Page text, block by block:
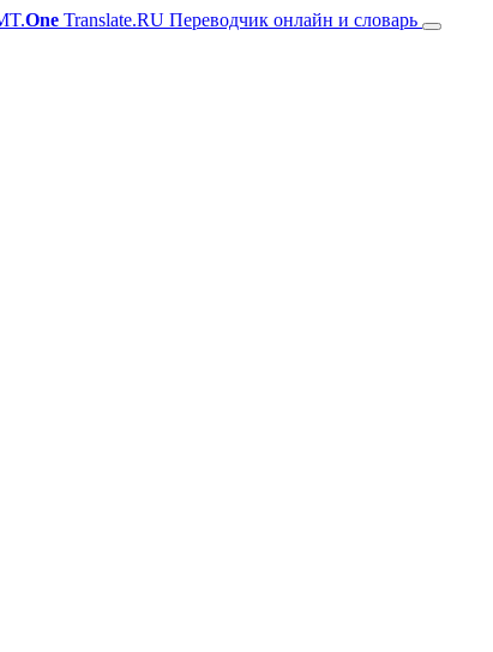
One Translate.RU Переводчик онлайн и словарь